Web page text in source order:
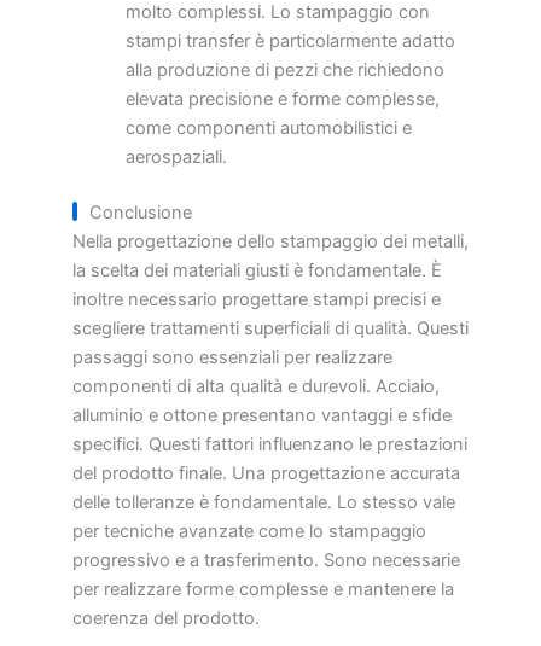
molto complessi. Lo stampaggio con
stampi transfer è particolarmente adatto
alla produzione di pezzi che richiedono
elevata precisione e forme complesse,
come componenti automobilistici e
aerospaziali.
Conclusione
Nella progettazione dello stampaggio dei metalli,
la scelta dei materiali giusti è fondamentale. È
inoltre necessario progettare stampi precisi e
scegliere trattamenti superficiali di qualità. Questi
passaggi sono essenziali per realizzare
componenti di alta qualità e durevoli. Acciaio,
alluminio e ottone presentano vantaggi e sfide
specifici. Questi fattori influenzano le prestazioni
del prodotto finale. Una progettazione accurata
delle tolleranze è fondamentale. Lo stesso vale
per tecniche avanzate come lo stampaggio
progressivo e a trasferimento. Sono necessarie
per realizzare forme complesse e mantenere la
coerenza del prodotto.